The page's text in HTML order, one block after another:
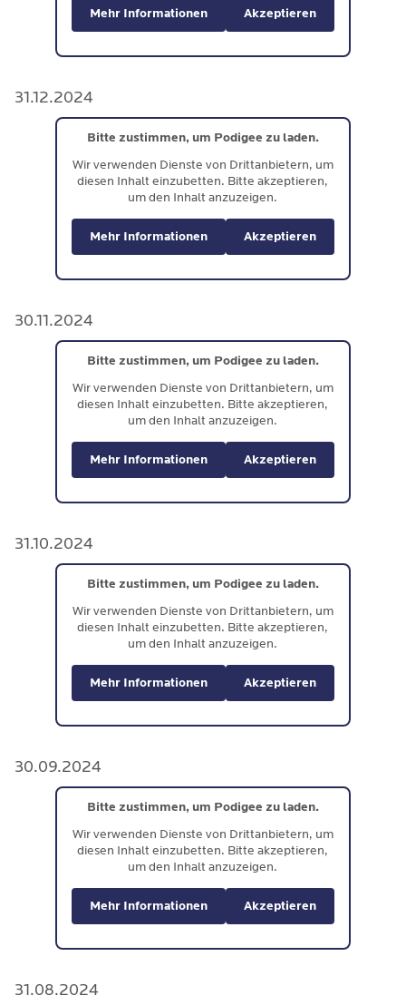
Mehr Informationen Akzeptieren
31.12.2024
Bitte zustimmen, um Podigee zu laden.
Wir verwenden Dienste von Drittanbietern, um
diesen Inhalt einzubetten. Bitte akzeptieren,
um den Inhalt anzuzeigen.
Mehr Informationen Akzeptieren
30.11.2024
Bitte zustimmen, um Podigee zu laden.
Wir verwenden Dienste von Drittanbietern, um
diesen Inhalt einzubetten. Bitte akzeptieren,
um den Inhalt anzuzeigen.
Mehr Informationen Akzeptieren
31.10.2024
Bitte zustimmen, um Podigee zu laden.
Wir verwenden Dienste von Drittanbietern, um
diesen Inhalt einzubetten. Bitte akzeptieren,
um den Inhalt anzuzeigen.
Mehr Informationen Akzeptieren
30.09.2024
Bitte zustimmen, um Podigee zu laden.
Wir verwenden Dienste von Drittanbietern, um
diesen Inhalt einzubetten. Bitte akzeptieren,
um den Inhalt anzuzeigen.
Mehr Informationen Akzeptieren
31.08.2024